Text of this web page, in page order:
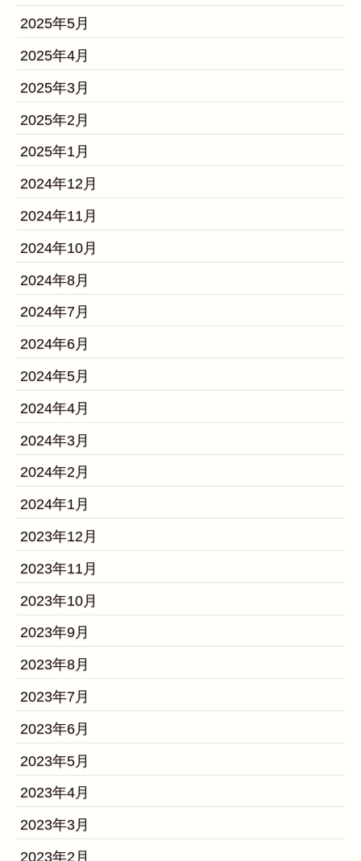
2025年5月
2025年4月
2025年3月
2025年2月
2025年1月
2024年12月
2024年11月
2024年10月
2024年8月
2024年7月
2024年6月
2024年5月
2024年4月
2024年3月
2024年2月
2024年1月
2023年12月
2023年11月
2023年10月
2023年9月
2023年8月
2023年7月
2023年6月
2023年5月
2023年4月
2023年3月
2023年2月